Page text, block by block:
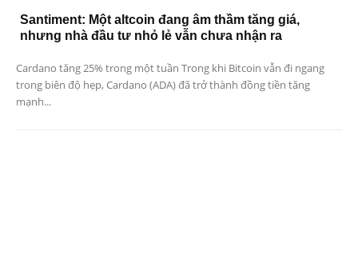
Santiment: Một altcoin đang âm thầm tăng giá,
nhưng nhà đầu tư nhỏ lẻ vẫn chưa nhận ra
Cardano tăng 25% trong một tuần Trong khi Bitcoin vẫn đi ngang
trong biên độ hẹp, Cardano (ADA) đã trở thành đồng tiền tăng
mạnh...